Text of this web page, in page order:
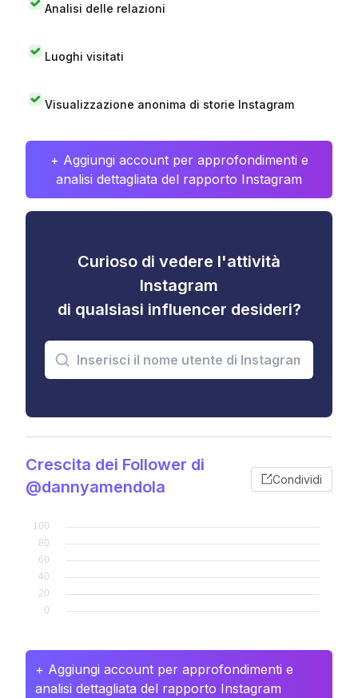
Analisi delle relazioni
Luoghi visitati
Visualizzazione anonima di storie Instagram
+ Aggiungi account per approfondimenti e
analisi dettagliata del rapporto Instagram
Curioso di vedere l'attività
Instagram
di qualsiasi influencer desideri?
Crescita dei Follower di
@dannyamendola
Condividi
+ Aggiungi account per approfondimenti e
analisi dettagliata del rapporto Instagram